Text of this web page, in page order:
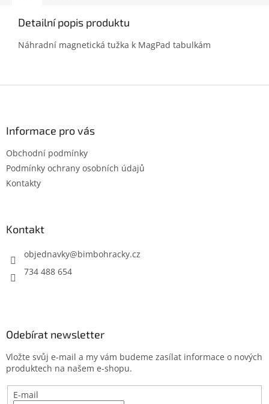
Detailní popis produktu
Náhradní magnetická tužka k MagPad tabulkám
Informace pro vás
Obchodní podmínky
Podmínky ochrany osobních údajů
Kontakty
Kontakt
objednavky@bimbohracky.cz
734 488 654
Odebírat newsletter
Vložte svůj e-mail a my vám budeme zasílat informace o nových
produktech na našem e-shopu.
E-mail